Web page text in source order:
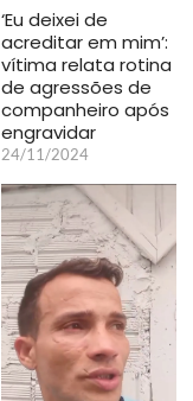
‘Eu deixei de
acreditar em mim’:
vítima relata rotina
de agressões de
companheiro após
engravidar
24/11/2024